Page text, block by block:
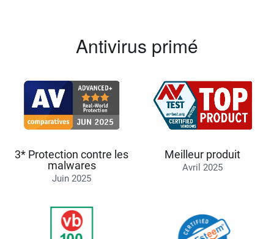
Antivirus primé
3* Protection contre les
malwares
Juin 2025
Meilleur produit
Avril 2025